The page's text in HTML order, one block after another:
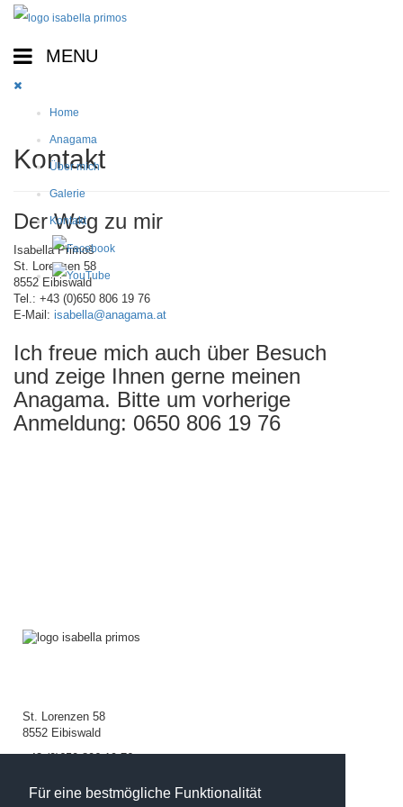
Für eine bestmögliche Funktionalität
Home
Anagama
Über mich
Galerie
Kontakt
Kontakt
Der Weg zu mir
Isabella Primoš
St. Lorenzen 58
8552 Eibiswald
Tel.: +43 (0)650 806 19 76
E-Mail: isabella@anagama.at
Ich freue mich auch über Besuch
und zeige Ihnen gerne meinen
Anagama. Bitte um vorherige
Anmeldung: 0650 806 19 76
St. Lorenzen 58
8552 Eibiswald
+43 (0)650 806 19 76